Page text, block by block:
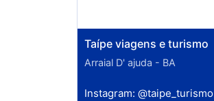
Taípe viagens e turismo
Arraial D' ajuda - BA
Instagram: @taipe_turismo